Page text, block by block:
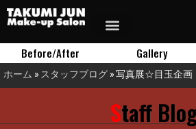
Before/After Gallery
ホーム » スタッフブログ »写真展☆目玉企画
Staff